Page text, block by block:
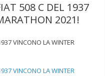
508 C DEL 1937
2021!
VINCONO LA WINTER
VINCONO LA WINTER